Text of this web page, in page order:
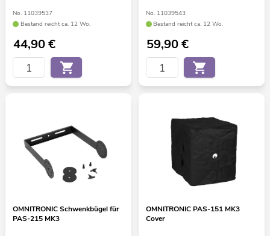
No. 11039537
Bestand reicht ca. 12 Wo.
44,90€
No. 11039543
Bestand reicht ca. 12 Wo.
59,90€
OMNITRONIC Schwenkbügel für
PAS-215 MK3
OMNITRONIC PAS-151 MK3
Cover